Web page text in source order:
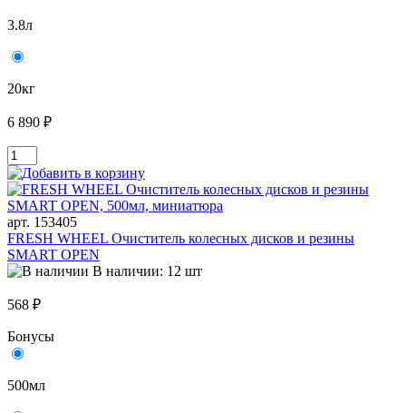
3.8л
20кг
6 890 ₽
арт. 153405
FRESH WHEEL Очиститель колесных дисков и резины
SMART OPEN
В наличии: 12 шт
568 ₽
Бонусы
500мл